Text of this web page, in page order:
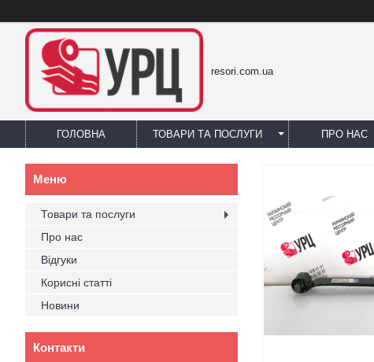
resori.com.ua
ГОЛОВНА ТОВАРИ ТА ПОСЛУГИ ПРО НАС
Товари та послуги
Про нас
Відгуки
Корисні статті
Новини
Контакти